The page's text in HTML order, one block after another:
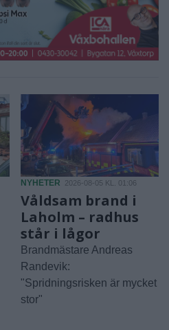
NYHETER 2026-08-05 KL. 01:06
Våldsam brand i
Laholm – radhus
står i lågor
Brandmästare Andreas
Randevik:
"Spridningsrisken är mycket
stor"